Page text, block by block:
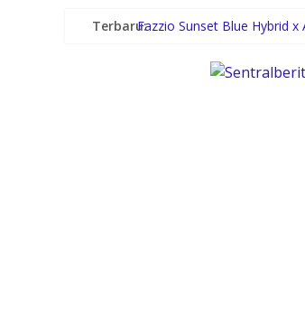
Terbaru:Fazzio Sunset Blue Hybrid
Gubernur Bobby Nasution
Tertinggal dari Kelurahan
18 Tiang Besi Dipasang,